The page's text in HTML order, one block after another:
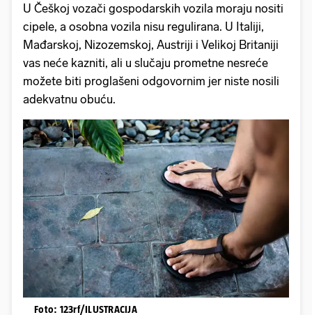
U Češkoj vozači gospodarskih vozila moraju nositi
cipele, a osobna vozila nisu regulirana. U Italiji,
Mađarskoj, Nizozemskoj, Austriji i Velikoj Britaniji
vas neće kazniti, ali u slučaju prometne nesreće
možete biti proglašeni odgovornim jer niste nosili
adekvatnu obuću.
Foto: 123rf/ILUSTRACIJA